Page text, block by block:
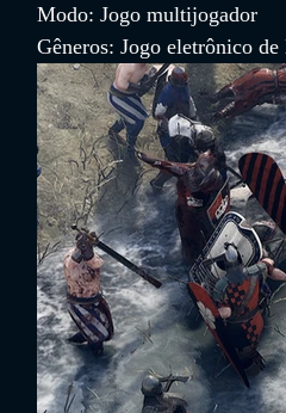
Modo: Jogo multijogador
Gêneros: Jogo eletrônico